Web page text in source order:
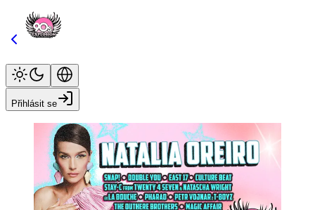
Přihlásit se